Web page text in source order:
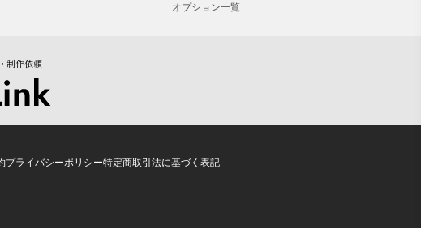
オプション一覧
制作依頼
プライバシーポリシー特定商取引法に基づく表記